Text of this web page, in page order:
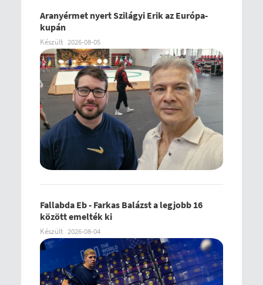
Aranyérmet nyert Szilágyi Erik az Európa-
kupán
Készült 2026-08-05
Fallabda Eb - Farkas Balázst a legjobb 16
között emelték ki
Készült 2026-08-04